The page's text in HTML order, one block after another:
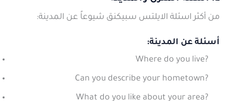
من أكثر اسئلة الايلتس سبيكنق شيوعاً عن المدينة:
أسئلة عن المدينة:
Where do you live?
Can you describe your hometown?
What do you like about your area?